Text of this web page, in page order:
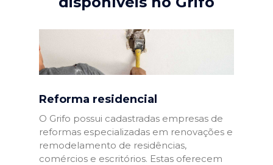
Reforma residencial
O Grifo possui cadastradas empresas de
reformas especializadas em renovações e
remodelamento de residências,
comércios e escritórios. Estas oferecem